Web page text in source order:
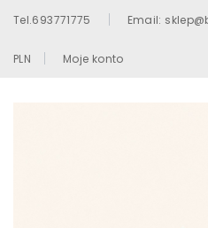
Tel.693771775 Email:
PLN Moje konto